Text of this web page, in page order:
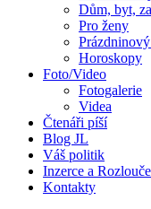
Dům, byt,
Pro ženy
Horoskopy
Foto/Video
Fotogalerie
Videa
Čtenáři píší
Blog JL
Váš politik
Inzerce a
Kontakty